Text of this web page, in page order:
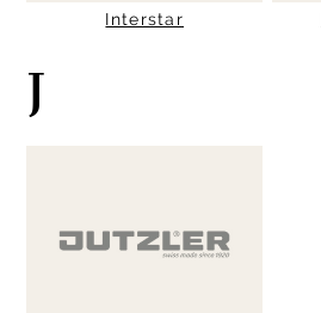
Interstar
J